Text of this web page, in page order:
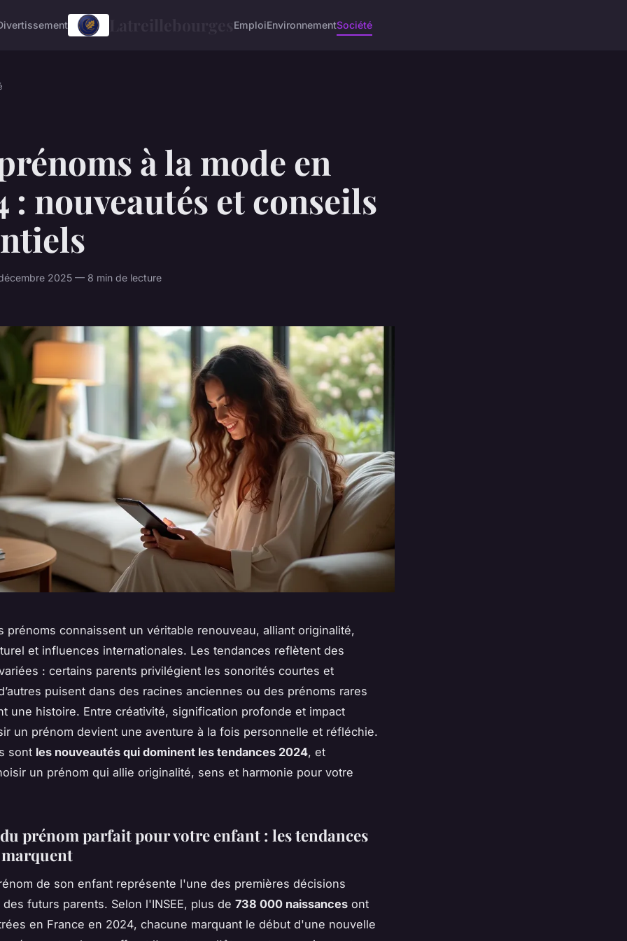
EmploiEnvironnementSociété
à la mode en
: nouveautés et conseils
2025 — 8 min de lecture
prénoms connaissent un véritable renouveau, alliant originalité,
et influences internationales. Les tendances reflètent des
: certains parents privilégient les sonorités courtes et
puisent dans des racines anciennes ou des prénoms rares
une histoire. Entre créativité, signification profonde et impact
un prénom devient une aventure à la fois personnelle et réfléchie.
sont les nouveautés qui dominent les tendances 2024, et
un prénom qui allie originalité, sens et harmonie pour votre
prénom parfait pour votre enfant : les tendances
de son enfant représente l'une des premières décisions
futurs parents. Selon l'INSEE, plus de 738 000 naissances ont
en France en 2024, chacune marquant le début d'une nouvelle